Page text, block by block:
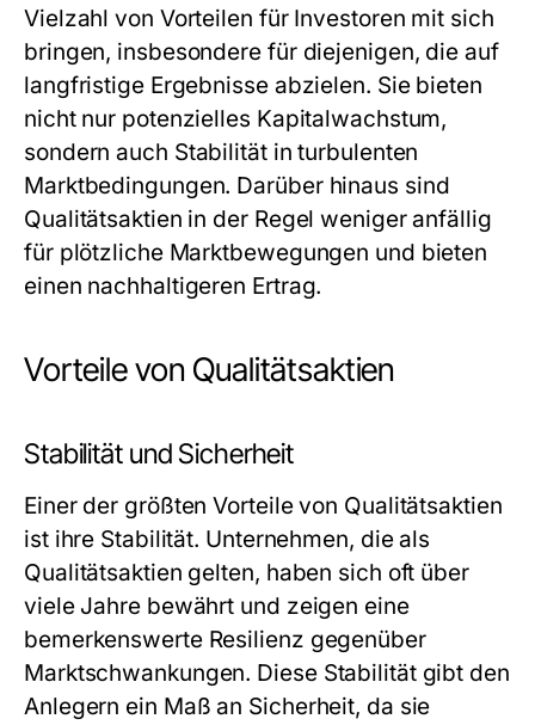
Vielzahl von Vorteilen für Investoren mit sich
bringen, insbesondere für diejenigen, die auf
langfristige Ergebnisse abzielen. Sie bieten
nicht nur potenzielles Kapitalwachstum,
sondern auch Stabilität in turbulenten
Marktbedingungen. Darüber hinaus sind
Qualitätsaktien in der Regel weniger anfällig
für plötzliche Marktbewegungen und bieten
einen nachhaltigeren Ertrag.
Vorteile von Qualitätsaktien
Stabilität und Sicherheit
Einer der größten Vorteile von Qualitätsaktien
ist ihre Stabilität. Unternehmen, die als
Qualitätsaktien gelten, haben sich oft über
viele Jahre bewährt und zeigen eine
bemerkenswerte Resilienz gegenüber
Marktschwankungen. Diese Stabilität gibt den
Anlegern ein Maß an Sicherheit, da sie